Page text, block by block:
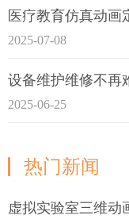
2025-07-08
2025-06-25
热门新闻
虚拟实验室三维动